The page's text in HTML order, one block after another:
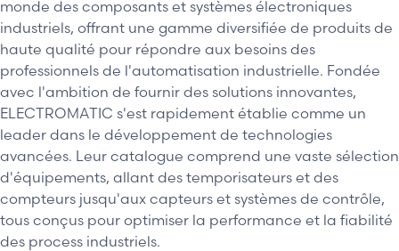
monde des composants et systèmes électroniques
industriels, offrant une gamme diversifiée de produits de
haute qualité pour répondre aux besoins des
professionnels de l'automatisation industrielle. Fondée
avec l'ambition de fournir des solutions innovantes,
ELECTROMATIC s'est rapidement établie comme un
leader dans le développement de technologies
avancées. Leur catalogue comprend une vaste sélection
d'équipements, allant des temporisateurs et des
compteurs jusqu'aux capteurs et systèmes de contrôle,
tous conçus pour optimiser la performance et la fiabilité
des process industriels.